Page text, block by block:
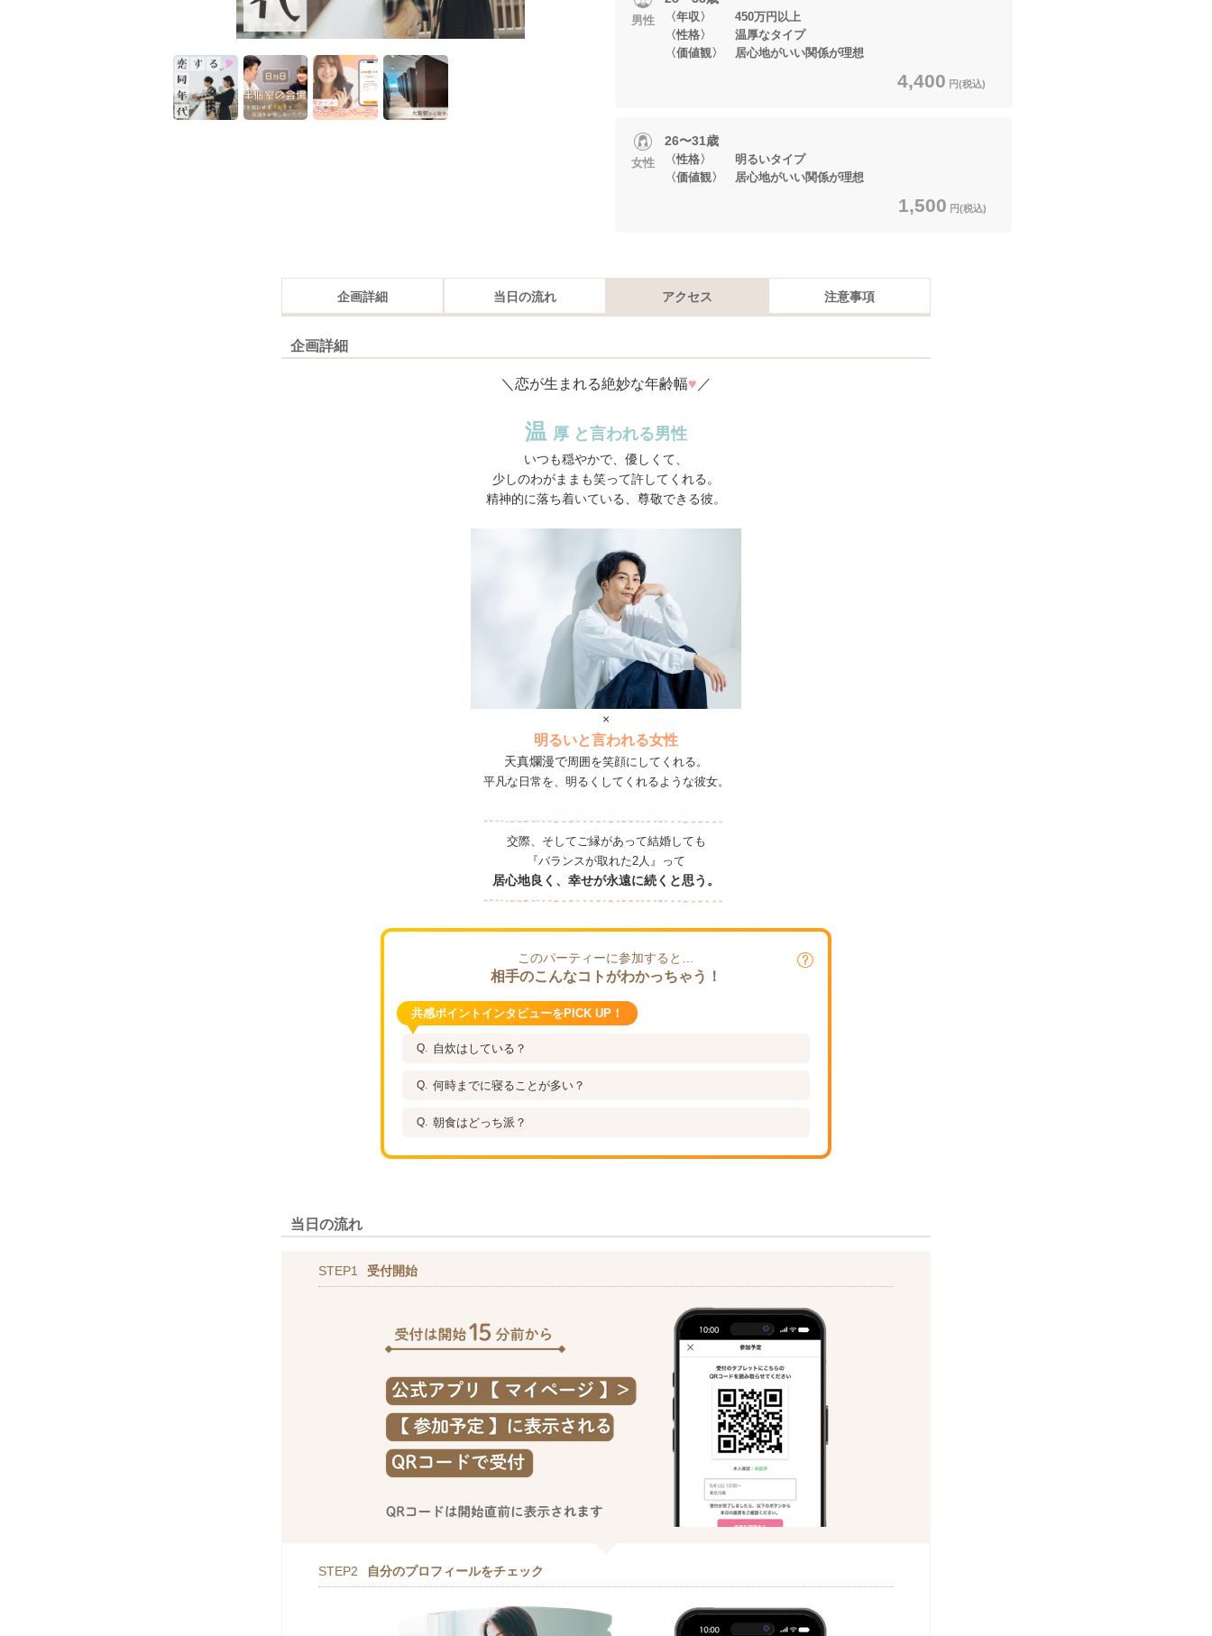
男性
〈年収〉 450万円以上
〈性格〉 温厚なタイプ
〈価値観〉 居心地がいい関係が理想
4,400 円(税込)
女性
26〜31歳
〈性格〉 明るいタイプ
〈価値観〉 居心地がいい関係が理想
1,500 円(税込)
企画詳細 当日の流れ アクセス 注意事項
企画詳細
＼恋が生まれる絶妙な年齢幅♥ ／
温 厚 と言われる男性
いつも穏やかで、優しくて、
少しのわがままも笑って許してくれる。
精神的に落ち着いている、尊敬できる彼。
×
明るいと言われる女性
天真爛漫で周囲を笑顔にしてくれる。
平凡な日常を、明るくしてくれるような彼女。
交際、そしてご縁があって結婚しても
『バランスが取れた2人』って
居心地良く、幸せが永遠に続くと思う。
このパーティーに参加すると…
相手のこんなコトがわかっちゃう！
共感ポイントインタビューをPICK UP！
自炊はしている？
何時までに寝ることが多い？
朝食はどっち派？
当日の流れ
STEP1 受付開始
STEP2 自分のプロフィールをチェック